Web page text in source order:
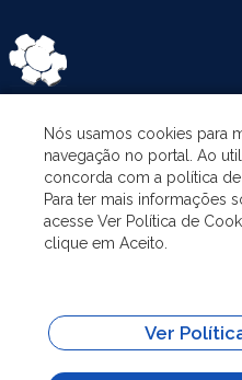
ASSUNTOS
O PROGRAMA
ADMINISTRAÇÃO
Nós usamos cookies para
navegação no portal. Ao
concorda com a política
Para ter mais informações
acesse Ver Política de
clique em Aceito.
Ver